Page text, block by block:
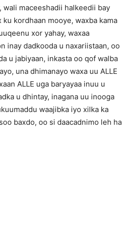
wali maceeshadii halkeedii bay
ku kordhaan mooye, waxba kama
xor yahay, waxaa
inay dadkooda u naxariistaan, oo
u jabiyaan, inkasta oo qof walba
una dhimanayo waxa uu ALLE
ALLE uga baryayaa inuu u
u dhintay, inagana uu inooga
waajibka iyo xilka ka
baxdo, oo si daacadnimo leh ha